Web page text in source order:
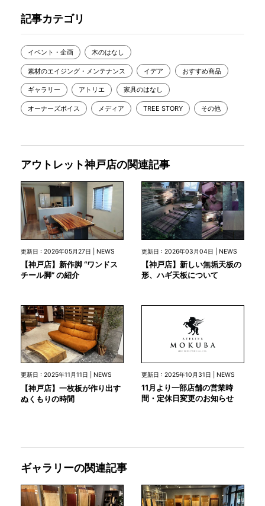
記事カテゴリ
イベント・企画 木のはなし
素材のエイジング・メンテナンス イデア おすすめ商品
ギャラリー アトリエ 家具のはなし
オーナーズボイス メディア TREE STORY その他
アウトレット神戸店の関連記事
更新日 : 2026年05月27日 | NEWS
【神戸店】新作脚 “ワンドス
チール脚” の紹介
更新日 : 2026年03月04日 | NEWS
【神戸店】新しい無垢天板の
形、ハギ天板について
更新日 : 2025年11月11日 | NEWS
【神戸店】一枚板が作り出す
ぬくもりの時間
更新日 : 2025年10月31日 | NEWS
11月より一部店舗の営業時
間・定休日変更のお知らせ
ギャラリーの関連記事